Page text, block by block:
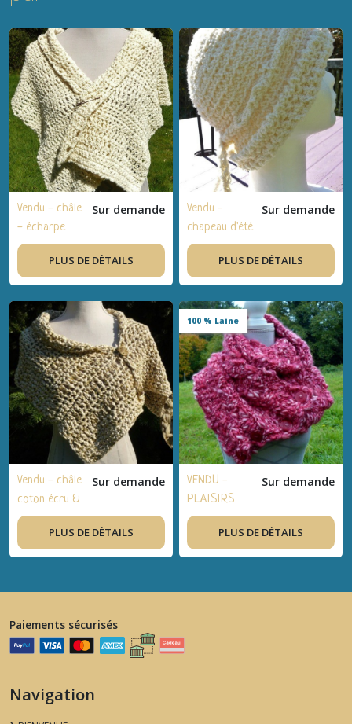
Vendu - châle
- écharpe
d'été en
coton écru
crocheté
Sur demande
PLUS DE DÉTAILS
Vendu -
chapeau d'été
léger en
coton écru
crocheté
Sur demande
PLUS DE DÉTAILS
Vendu - châle
coton écru &
or crocheté
Sur demande
PLUS DE DÉTAILS
100 % Laine
VENDU -
PLAISIRS
D'HIVER ✿
écharpe -
snood double
pure laine,
Sur demande
PLUS DE DÉTAILS
Paiements sécurisés
Navigation